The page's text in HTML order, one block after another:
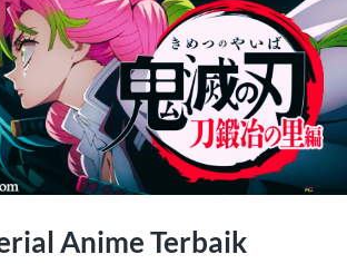
Anime Terbaik